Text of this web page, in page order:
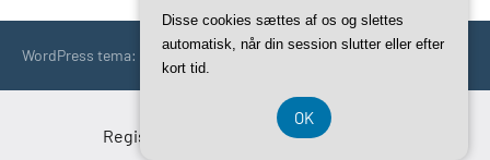
WordPress tema: Occasio by ThemeZee.
Registreringsnummer DK-37 40 77 39
Disse cookies sættes af os og slettes
automatisk, når din session slutter eller efter
kort tid.
OK